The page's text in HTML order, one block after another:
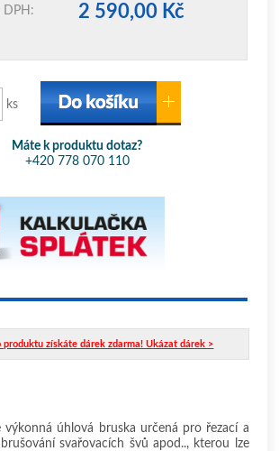
DPH: 2 590,00 Kč
ks
Máte k produktu dotaz?
+420 778 070 110
získáte dárek zdarma! Ukázat dárek >
výkonná úhlová bruska určená pro řezací a
svařovacích švů apod.., kterou lze